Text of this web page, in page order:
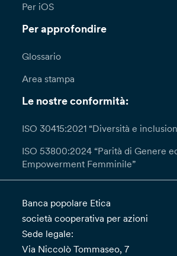
Per iOS
Per approfondire
Glossario
Area stampa
Le nostre conformità:
ISO 30415:2021 “Diversità e
ISO 53800:2024 “Parità di Genere
Empowerment Femminile”
Banca popolare Etica
società cooperativa per azioni
Sede legale:
Via Niccolò Tommaseo, 7